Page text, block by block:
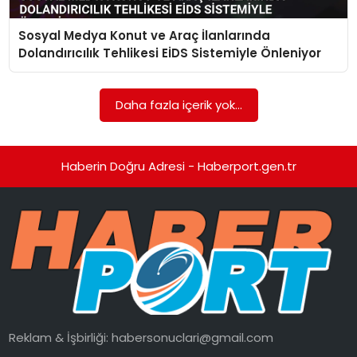
SPOR
TEKNOLOJI
EKONOMI
Sosyal Medya Konut ve Araç İlanlarında
Dolandırıcılık Tehlikesi EİDS Sistemiyle Önleniyor
Daha fazla içerik yok...
Haberin Doğru Adresi - Haberport.gen.tr
Reklam & İşbirliği:habersonuclari@gmail.com